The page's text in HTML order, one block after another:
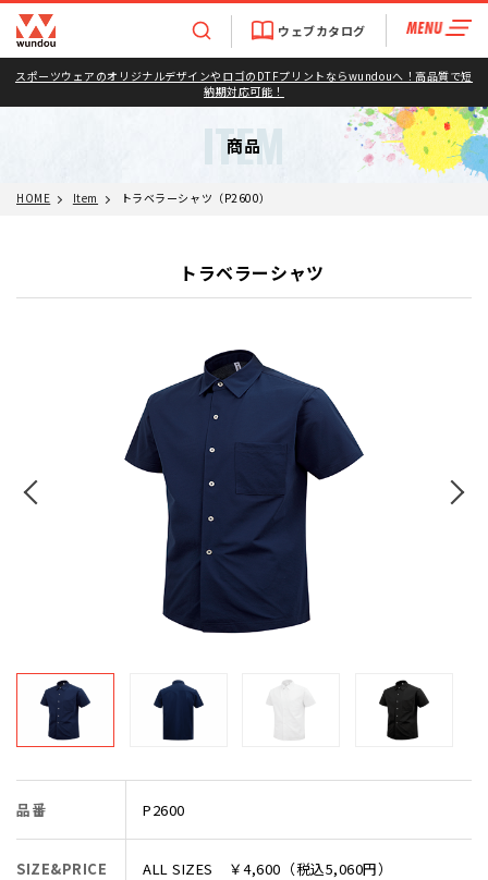
スポーツウェアのオリジナルデザインやロゴのDTFプリントならwundouへ！高品質で短
納期対応可能！
ウェブカタログ
商品
ITEM
HOME Item トラベラーシャツ（P2600）
トラベラーシャツ
品番 P2600
SIZE&PRICE ALL SIZES ￥4,600（税込5,060円）